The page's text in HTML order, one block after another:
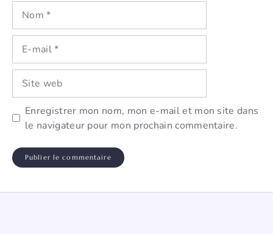
Nom
mail
Site
web
Enregistrer mon nom, mon e-mail et mon site dans
le navigateur pour mon prochain commentaire.